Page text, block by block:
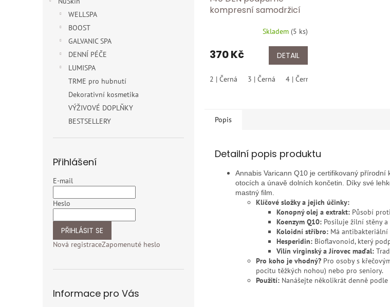
WELLSPA
BOOST
GALVANIC SPA
DENNÍ PÉČE
LUMISPA
TRME pro hubnutí
Dekorativní kosmetika
VÝŽIVOVÉ DOPLŇKY
BESTSELLERY
Přihlášení
E-mail
Heslo
PŘIHLÁSIT SE
Nová registraceZapomenuté heslo
Informace pro Vás
kompresní samodržicí
| Zdravotní punčochy s
krajkou - černa
Skladem (5 ks)
370 Kč DETAIL
2 | Černá 3 | Černá 4 | Černá
Popis
Detailní popis produktu
Annabis Varicann Q10 je certifikovaný
otocích a únavě dolních končetin. Díky své
mastný film.
Klíčové složky a jejich účinky:
Konopný olej a extrakt: Působí
Koenzym Q10: Posiluje žilní stěny
Koloidní stříbro: Má
Hesperidin: Bioflavonoid, který
Vilín virginský a Jírovec maďal:
Pro koho je vhodný? Pro osoby s
pocitu těžkých nohou) nebo pro seniory.
Použití: Nanášejte několikrát denně